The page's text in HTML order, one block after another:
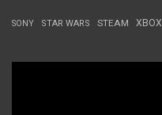
SONY STAR WARS STEAM XBOX